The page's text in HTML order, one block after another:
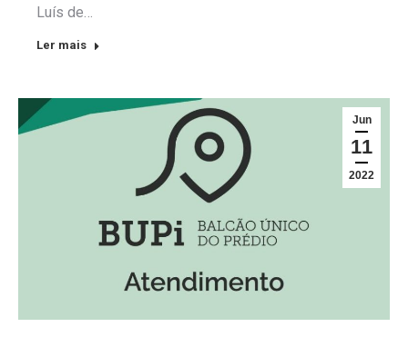
Luís de…
Ler mais
Jun
11
2022